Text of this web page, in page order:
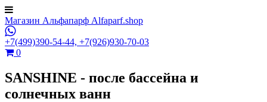
Магазин Альфапарф Alfaparf.shop
+7(499)390-54-44, +7(926)930-70-03
0
SANSHINE - после бассейна и
солнечных ванн